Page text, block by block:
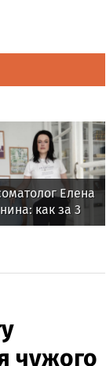
Елена
как за 3
вернуть себе
чужого